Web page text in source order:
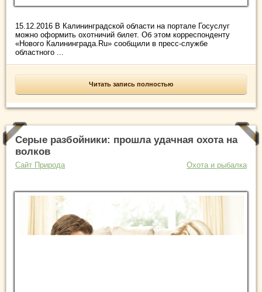
15.12.2016 В Калининградской области на портале Госуслуг
можно оформить охотничий билет. Об этом корреспонденту
«Нового Калининграда.Ru» сообщили в пресс-службе
областного ...
Читать запись полностью
Серые разбойники: прошла удачная охота на
волков
Сайт Природа Охота и рыбалка